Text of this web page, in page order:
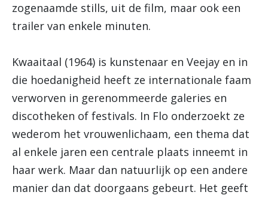
zogenaamde stills, uit de film, maar ook een
trailer van enkele minuten.
Kwaaitaal (1964) is kunstenaar en Veejay en in
die hoedanigheid heeft ze internationale faam
verworven in gerenommeerde galeries en
discotheken of festivals. In Flo onderzoekt ze
wederom het vrouwenlichaam, een thema dat
al enkele jaren een centrale plaats inneemt in
haar werk. Maar dan natuurlijk op een andere
manier dan dat doorgaans gebeurt. Het geeft